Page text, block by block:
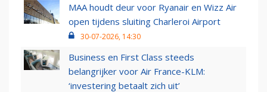
MAA houdt deur voor Ryanair en Wizz Air
open tijdens sluiting Charleroi Airport
30-07-2026, 14:30
Business en First Class steeds
belangrijker voor Air France-KLM:
‘investering betaalt zich uit’